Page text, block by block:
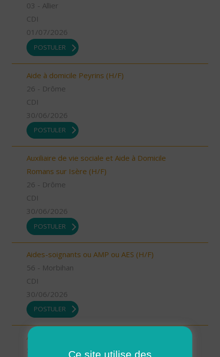
03 - Allier
CDI
01/07/2026
POSTULER
Aide à domicile Peyrins (H/F)
26 - Drôme
CDI
30/06/2026
POSTULER
Auxiliaire de vie sociale et Aide à Domicile
Romans sur Isère (H/F)
26 - Drôme
CDI
30/06/2026
POSTULER
Aides-soignants ou AMP ou AES (H/F)
56 - Morbihan
CDI
30/06/2026
POSTULER
Aides à domicile (H/F)
56 - MorbihanCe site utilise des